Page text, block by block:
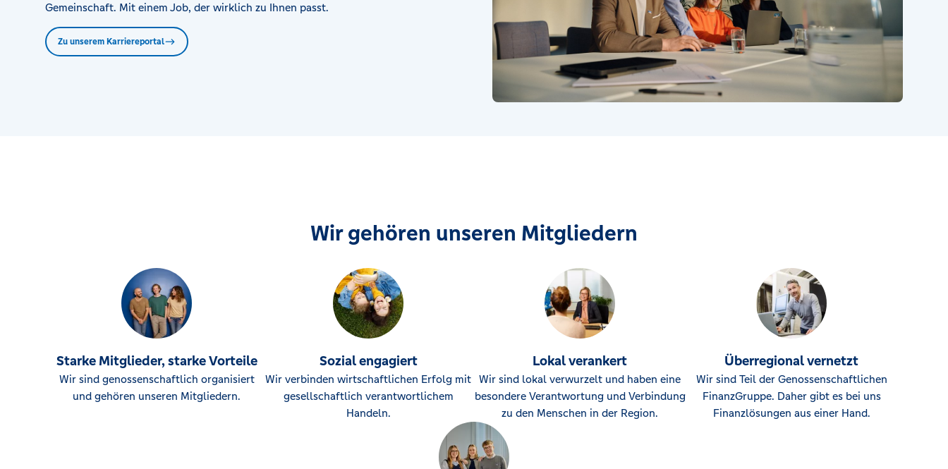
SB-Stelle Neudietendorf
Zinzendorfstr. 8, 99192 Neudietendorf
Gemeinschaft. Mit einem Job, der wirklich zu Ihnen passt.
Zu unserem Karriereportal
Wir gehören unseren Mitgliedern
Starke Mitglieder, starke Vorteile
Wir sind genossenschaftlich organisiert
und gehören unseren Mitgliedern.
Sozial engagiert
Wir verbinden wirtschaftlichen Erfolg mit
gesellschaftlich verantwortlichem
Handeln.
Lokal verankert
Wir sind lokal verwurzelt und haben eine
besondere Verantwortung und Verbindung
zu den Menschen in der Region.
Überregional vernetzt
Wir sind Teil der Genossenschaftlichen
FinanzGruppe. Daher gibt es bei uns
Finanzlösungen aus einer Hand.